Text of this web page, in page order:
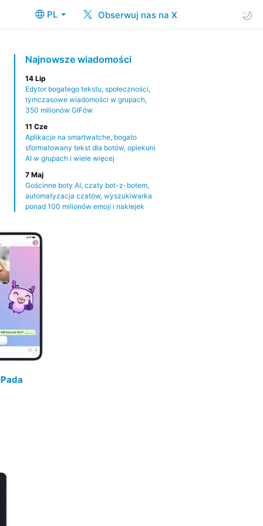
PL Obserwuj nas na X
Najnowsze wiadomości
14 Lip
Edytor bogatego tekstu, społeczności,
tymczasowe wiadomości w grupach,
350 milionów GIFów
11 Cze
Aplikacje na smartwatche, bogato
sformatowany tekst dla botów, opiekuni
AI w grupach i wiele więcej
7 Maj
Gościnne boty AI, czaty bot-z-botem,
automatyzacja czatów, wyszukiwarka
ponad 100 milionów emoji i naklejek